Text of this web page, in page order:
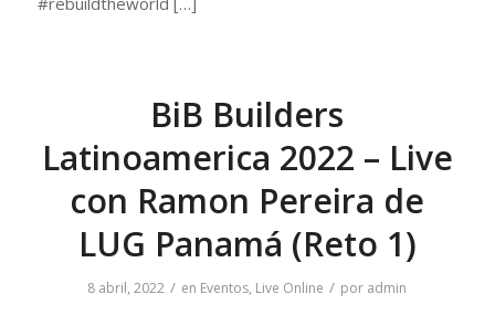
BiB Builders
Latinoamerica 2022 – Live
con Ramon Pereira de
LUG Panamá (Reto 1)
8 abril, 2022 / en Eventos, Live Online / por admin